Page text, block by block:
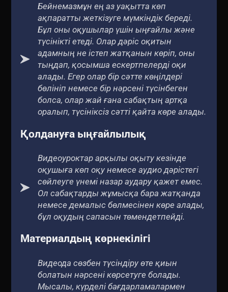
Бейнемазмұн ең аз уақытта көп
ақпаратты жеткізуге мүмкіндік береді.
Бұл оны оқушылар үшін ыңғайлы және
түсінікті етеді. Олар дәріс оқитын
адамның не істеп жатқанын көріп, оны
тыңдап, қосымша ескертпелерді оқи
алады. Егер олар бір сәтте көңілдері
бөлініп немесе бір нәрсені түсінбеген
болса, олар жай ғана сабақтың артқа
оралып, түсініксіз сәтті қайта көре алады.
Қолдануға ыңғайлылық
Видеоуроктар арқылы оқыту кезінде
оқушыға көп оқу немесе аудио дәрістегі
сөйлеуге үнемі назар аудару қажет емес.
Ол сабақтарды жұмысқа бара жатқанда
немесе демалыс бөлмесінен көре алады,
бұл оқудың сапасын төмендетпейді.
Материалдың көрнекілігі
Видеода сөзбен түсіндіру өте қиын
болатын нәрсені көрсетуге болады.
Мысалы, күрделі бағдарламалармен